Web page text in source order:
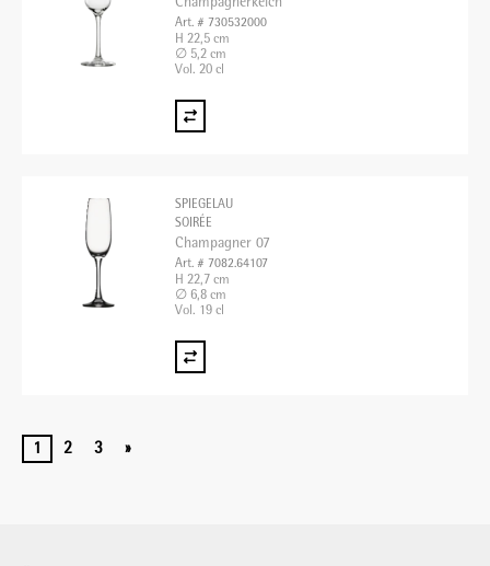
Art. # 730532000
H 22,5 cm
∅ 5,2 cm
Vol. 20 cl
SPIEGELAU
SOIRÉE
Champagner 07
Art. # 7082.64107
H 22,7 cm
∅ 6,8 cm
Vol. 19 cl
1 2 3 »